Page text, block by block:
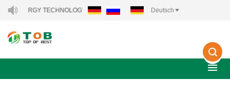
ENERGY TECHNOLOGY CO., LTD.. Deutsch